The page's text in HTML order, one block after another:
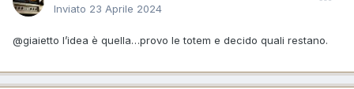
Inviato 23 Aprile 2024
@giaietto l’idea è quella…provo le totem e decido quali restano.